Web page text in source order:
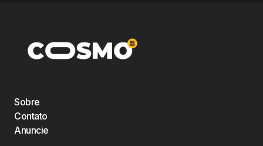
Sobre
Contato
Anuncie